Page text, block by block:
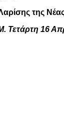
της
Τετάρτη 16